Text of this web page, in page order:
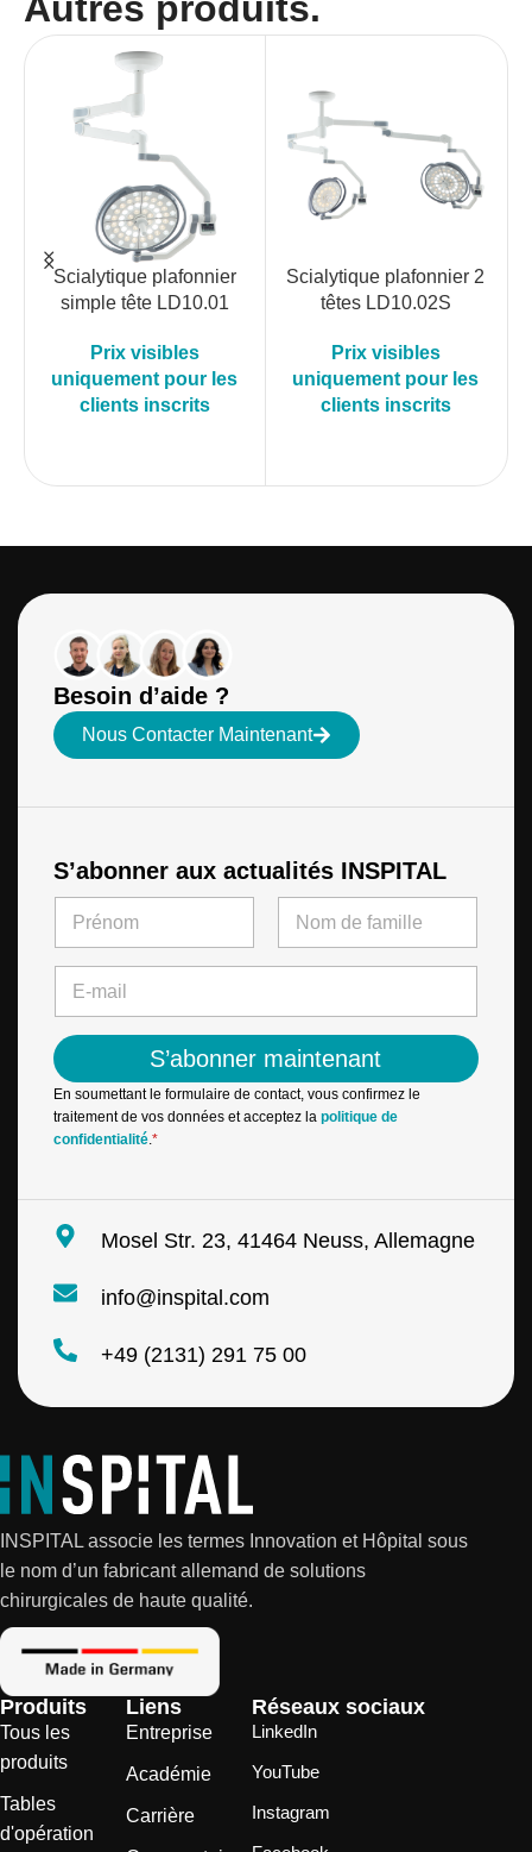
Autres produits.
Scialytique plafonnier
simple tête LD10.01
Prix visibles
uniquement pour les
clients inscrits
Scialytique plafonnier 2
têtes LD10.02S
Prix visibles
uniquement pour les
clients inscrits
Besoin d’aide ?
Nous Contacter Maintenant
S’abonner aux actualités INSPITAL
m
m
a
i
l
*
S’abonner maintenant
En soumettant le formulaire de contact, vous confirmez le
traitement de vos données et acceptez la politique de
confidentialité.*
Mosel Str. 23, 41464 Neuss, Allemagne
info@inspital.com
+49 (2131) 291 75 00
INSPITAL associe les termes Innovation et Hôpital sous
le nom d’un fabricant allemand de solutions
chirurgicales de haute qualité.
Produits
Tous les
produits
Tables
d'opération
Liens
Entreprise
Académie
Carrière
Réseaux sociaux
LinkedIn
YouTube
Instagram